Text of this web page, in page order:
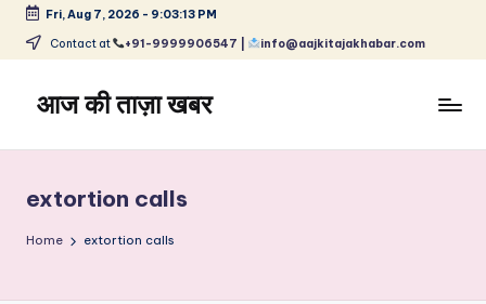
Skip
content
Fri, Aug 7, 2026 - 9:03:13 PM
Contact at +91-9999906547 | info@aajkitajakhabar.com
आज की ताज़ा खबर
ताज़ा
समाचार
–
extortion calls
Home extortion calls